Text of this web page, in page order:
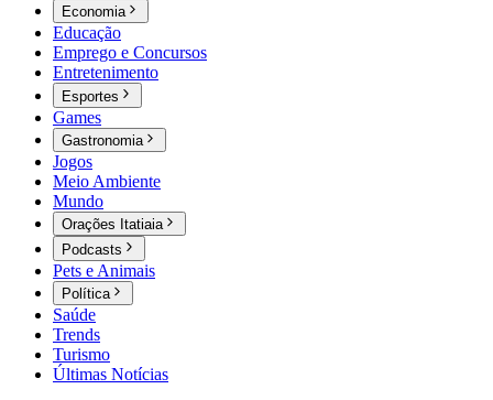
Economia
Educação
Emprego e Concursos
Entretenimento
Esportes
Games
Gastronomia
Jogos
Meio Ambiente
Mundo
Orações Itatiaia
Podcasts
Pets e Animais
Política
Saúde
Trends
Turismo
Últimas Notícias